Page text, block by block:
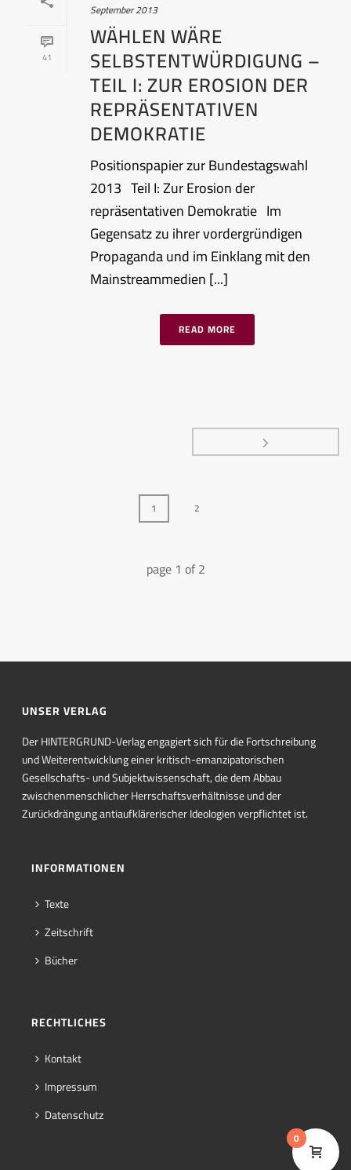
41
September 2013
WÄHLEN WÄRE
SELBSTENTWÜRDIGUNG –
TEIL I: ZUR EROSION DER
REPRÄSENTATIVEN
DEMOKRATIE
Positionspapier zur Bundestagswahl
2013 Teil I: Zur Erosion der
repräsentativen Demokratie Im
Gegensatz zu ihrer vordergründigen
Propaganda und im Einklang mit den
Mainstreammedien [...]
READ MORE
1 2
page 1 of2
UNSER VERLAG
Der HINTERGRUND-Verlag engagiert sich für die Fortschreibung
und Weiterentwicklung einer kritisch-emanzipatorischen
Gesellschafts- und Subjektwissenschaft, die dem Abbau
zwischenmenschlicher Herrschaftsverhältnisse und der
Zurückdrängung antiaufklärerischer Ideologien verpflichtet ist.
INFORMATIONEN
Texte
Zeitschrift
Bücher
RECHTLICHES
Kontakt
Impressum
Datenschutz
0